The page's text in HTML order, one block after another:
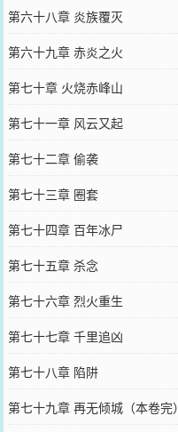
第六十八章 炎族覆灭
第六十九章 赤炎之火
第七十章 火烧赤峰山
第七十一章 风云又起
第七十二章 偷袭
第七十三章 圈套
第七十四章 百年冰尸
第七十五章 杀念
第七十六章 烈火重生
第七十七章 千里追凶
第七十八章 陷阱
第七十九章 再无倾城（本卷完）